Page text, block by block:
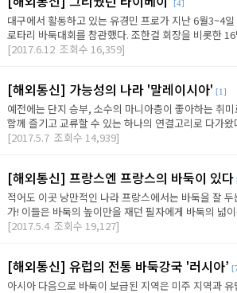
[4]
대구에서 활동하고 있는 유경민 프로가 지난 6월3~4
로타리 바둑대회를 참관했다. 조한걸 회장을 비롯한
[2017.6.12 조회수 16,359]
[해외통신] 가능성의 나라 '말레이시아' [1]
예전에는 단지 승부, 소수의 마니아층이 좋아하는 취
함께 즐기고 교류할 수 있는 하나의 연결고리로 다가
[2017.5.7 조회수 14,939]
[해외통신] 프랑스엔 프랑스의 바둑이 있다
적어도 이곳 낭만적인 나라 프랑스에서는 바둑을 잘
가! 이들은 바둑의 높이만을 재던 필자에게 바둑의 넓
[2017.5.4 조회수 19,127]
[해외통신] 유럽의 전통 바둑강국 '러시아’
아시아 다음으로 바둑이 보급된 지역은 미주 지역과